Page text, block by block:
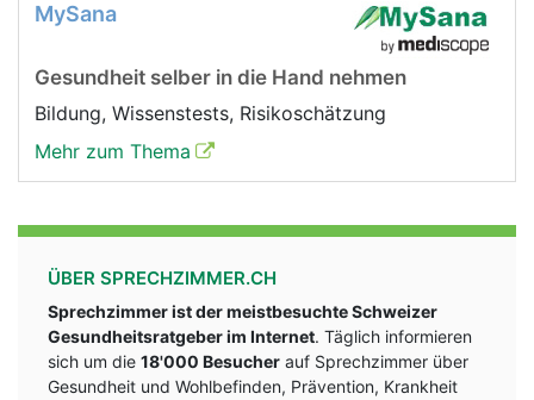
MySana
Gesundheit selber in die Hand nehmen
Bildung, Wissenstests, Risikoschätzung
Mehr zum Thema
ÜBER SPRECHZIMMER.CH
Sprechzimmer ist der meistbesuchte Schweizer
Gesundheitsratgeber im Internet. Täglich informieren
sich um die 18'000 Besucher auf Sprechzimmer über
Gesundheit und Wohlbefinden, Prävention, Krankheit